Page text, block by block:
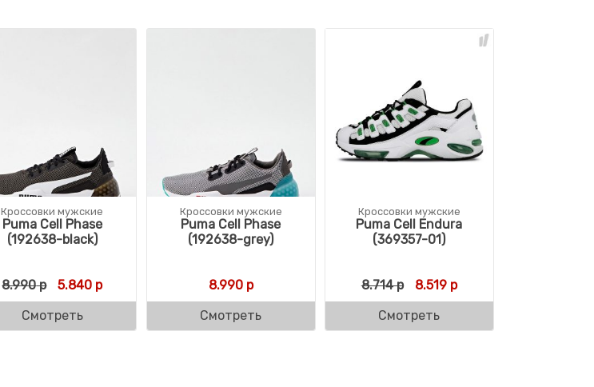
Кроссовки мужские
Puma Cell Phase
(192638-black)
8.990р Первоначальная цена составляла 8.990 р.
5.840 рТекущая цена: 5.840 р.
Смотреть
Кроссовки мужские
Puma Cell Phase
(192638-grey)
8.990р
Смотреть
Кроссовки мужские
Puma Cell Endura
(369357-01)
8.714р Первоначальная цена
8.519рТекущая цена: 8.519
Смотреть